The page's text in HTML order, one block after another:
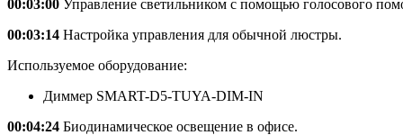
00:03:00 Управление светильником с помощью голосового
00:03:14 Настройка управления для обычной люстры.
Используемое оборудование:
Диммер SMART-D5-TUYA-DIM-IN
00:04:24 Биодинамическое освещение в офисе.